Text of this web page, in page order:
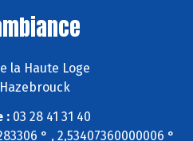
la Haute Loge
:03 28 41 31 40
° , 2,53407360000006 °